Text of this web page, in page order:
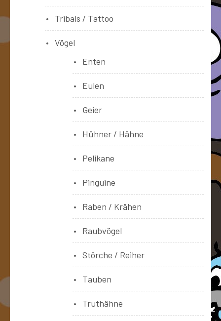
Tribals / Tattoo
Vögel
Enten
Eulen
Geier
Hühner / Hähne
Pelikane
Pinguine
Raben / Krähen
Raubvögel
Störche / Reiher
Tauben
Truthähne